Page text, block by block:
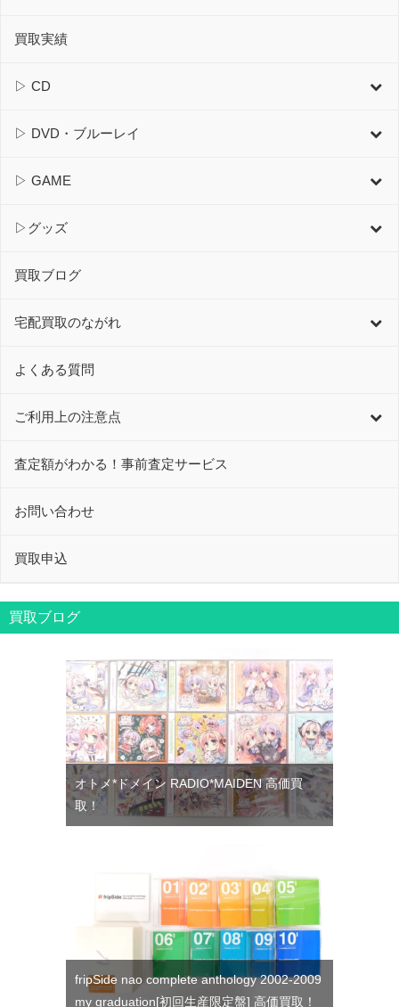
買取実績
▷ CD
▷ DVD・ブルーレイ
▷ GAME
▷グッズ
買取ブログ
宅配買取のながれ
よくある質問
ご利用上の注意点
査定額がわかる！事前査定サービス
お問い合わせ
買取申込
買取ブログ
オトメ*ドメイン RADIO*MAIDEN 高価買
取！
fripSide nao complete anthology 2002-2009
my graduation[初回生産限定盤] 高価買取！